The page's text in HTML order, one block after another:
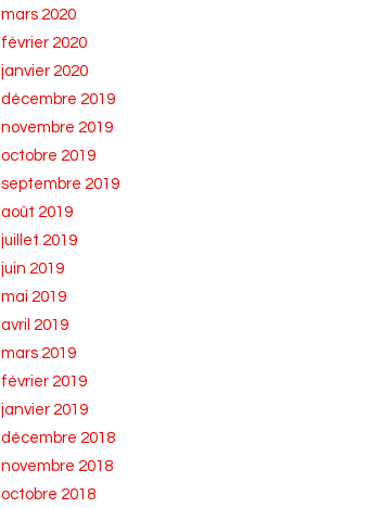
mars 2020
février 2020
janvier 2020
décembre 2019
novembre 2019
octobre 2019
septembre 2019
août 2019
juillet 2019
juin 2019
mai 2019
avril 2019
mars 2019
février 2019
janvier 2019
décembre 2018
novembre 2018
octobre 2018